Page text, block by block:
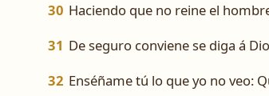
30 Haciendo que no reine el
31 De seguro conviene se diga á
32 Enséñame tú lo que yo no veo: